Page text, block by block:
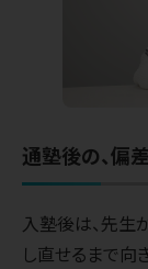
通塾後の、偏
入塾後は、先生
し直せるまで向